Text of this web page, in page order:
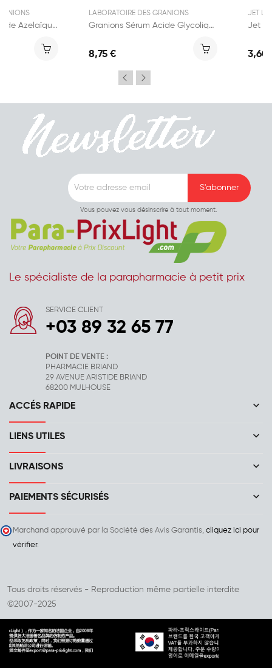
Granions Sérum Acide Azelaïque 12% 30ml
LABORATOIRE DES GRANIONS
Granions Sérum Acide Glycolique 12% 30ml
8,75 €
JET
3,60
Vous pouvez vous désinscrire à tout moment.
Le spécialiste de la parapharmacie à petit prix
SERVICE CLIENT
+03 89 32 65 77
POINT DE VENTE :
PHARMACIE BRIAND
29 AVENUE ARISTIDE BRIAND
68200 MULHOUSE
ACCÉS RAPIDE keyboard_arrow_down
LIENS UTILES keyboard_arrow_down
LIVRAISONS keyboard_arrow_down
PAIEMENTS SÉCURISÉS keyboard_arrow_down
Marchand approuvé par la Société des Avis Garantis, cliquez ici pour
vérifier.
Tous droits réservés - Reproduction même partielle interdite
©2007-2025